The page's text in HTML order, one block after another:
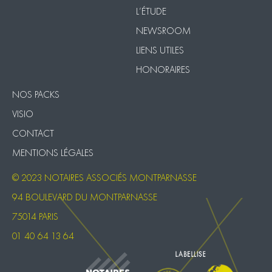
L’ÉTUDE
NEWSROOM
LIENS UTILES
HONORAIRES
NOS PACKS
VISIO
CONTACT
MENTIONS LÉGALES
© 2023 NOTAIRES ASSOCIÉS MONTPARNASSE
94 BOULEVARD DU MONTPARNASSE
75014 PARIS
01 40 64 13 64